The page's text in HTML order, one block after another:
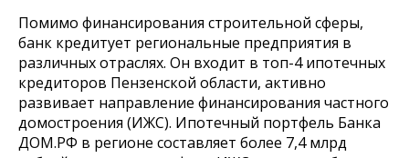
Помимо финансирования строительной сферы,
банк кредитует региональные предприятия в
различных отраслях. Он входит в топ-4 ипотечных
кредиторов Пензенской области, активно
развивает направление финансирования частного
домостроения (ИЖС). Ипотечный портфель Банка
ДОМ.РФ в регионе составляет более 7,4 млрд